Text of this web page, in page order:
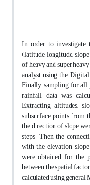
In order to investigate
(latitude, longitude,
of heavy and super
analyst using the
Finally, sampling for
rainfall data was
Extracting altitudes,
subsurface points from
the direction of slope
steps. Then, the
with the elevation,
were obtained for the
between the spatial
calculated using